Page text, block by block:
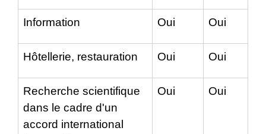
Information Oui Oui
Hôtellerie, restauration Oui Oui
Recherche scientifique
dans le cadre d'un
accord international
Oui Oui